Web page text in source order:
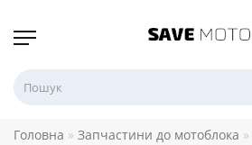
Головна Запчастини до мотоблока